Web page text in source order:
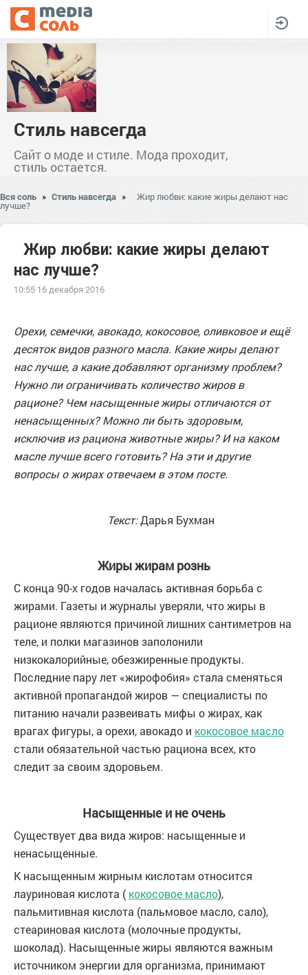
Стиль навсегда
Сайт о моде и стиле. Мода проходит,
стиль остается.
Вся соль » Стиль навсегда » Жир любви: какие жиры делают нас
лучше?
Жир любви: какие жиры делают
нас лучше?
10:55 16 декабря 2016
Орехи, семечки, авокадо, кокосовое, оливковое и ещё
десяток видов разного масла. Какие жиры делают
нас лучше, а какие добавляют организму проблем?
Нужно ли ограничивать количество жиров в
рационе? Чем насыщенные жиры отличаются от
ненасыщенных? Можно ли быть здоровым,
исключив из рациона животные жиры? И на каком
масле лучше всего готовить? На эти и другие
вопросы о жирах отвечаем в этом посте.
Текст:Дарья Бухман
Жиры жирам рознь
С конца 90-х годов началась активная борьба с
жирами. Газеты и журналы уверяли, что жиры в
рационе являются причиной лишних сантиметров на
теле, и полки магазинов заполонили
низкокалорийные, обезжиренные продукты.
Последние пару лет «жирофобия» стала сменяться
активной пропагандой жиров — специалисты по
питанию начали развеивать мифы о жирах, как
врагах фигуры, а орехи, авокадо и кокосовое масло
стали обязательной частью рациона всех, кто
следит за своим здоровьем.
Насыщенные и не очень
Существует два вида жиров: насыщенные и
ненасыщенные.
К насыщенным жирным кислотам относится
лауриновая кислота ( кокосовое масло),
пальмитивная кислота (пальмовое масло, сало),
стеариновая кислота (молочные продукты,
шоколад). Насыщенные жиры являются важным
источником энергии для организма, принимают